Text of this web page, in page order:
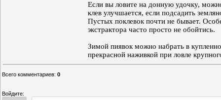
Если вы ловите на донную удочку,
клев улучшается, если подсадить
Пустых поклевок почти не бывает.
экстрактора часто просто не обойтись.
Зимой пиявок можно набрать в
прекрасной наживкой при ловле
Всего комментариев: 0
Войдите: